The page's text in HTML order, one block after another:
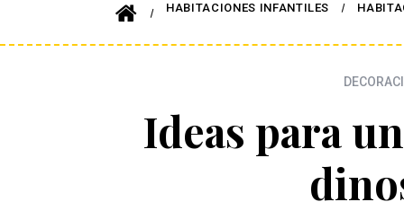
HABITACIONES INFANTILES
Ideas para